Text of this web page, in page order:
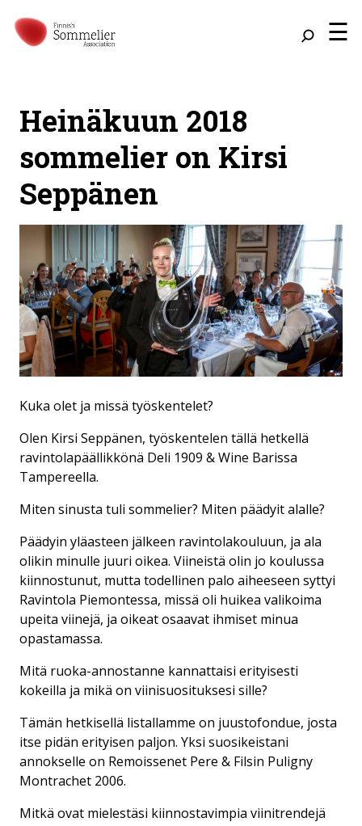
☰
Heinäkuun 2018
sommelier on Kirsi
Seppänen
Kuka olet ja missä työskentelet?
Olen Kirsi Seppänen, työskentelen tällä hetkellä
ravintolapäällikkönä Deli 1909 & Wine Barissa
Tampereella.
Miten sinusta tuli sommelier? Miten päädyit alalle?
Päädyin yläasteen jälkeen ravintolakouluun, ja ala
olikin minulle juuri oikea. Viineistä olin jo koulussa
kiinnostunut, mutta todellinen palo aiheeseen syttyi
Ravintola Piemontessa, missä oli huikea valikoima
upeita viinejä, ja oikeat osaavat ihmiset minua
opastamassa.
Mitä ruoka-annostanne kannattaisi erityisesti
kokeilla ja mikä on viinisuosituksesi sille?
Tämän hetkisellä listallamme on juustofondue, josta
itse pidän erityisen paljon. Yksi suosikeistani
annokselle on Remoissenet Pere & Filsin Puligny
Montrachet 2006.
Mitkä ovat mielestäsi kiinnostavimpia viinitrendejä